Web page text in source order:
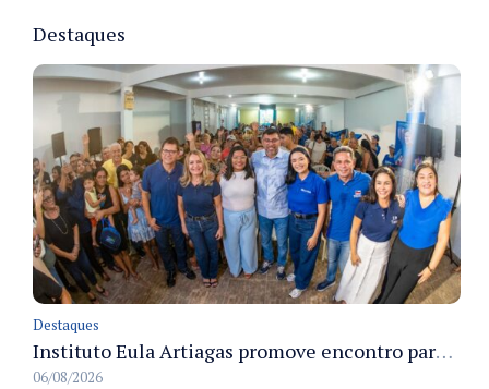
Destaques
Destaques
Instituto Eula Artiagas promove encontro para discutir melhorias para o bairro Petrópolis
06/08/2026